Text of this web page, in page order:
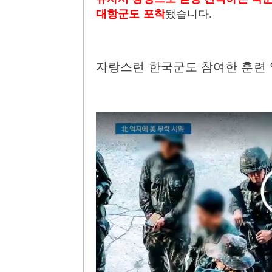
대항군도 포착됐습니다.
자랑스런 한국군도 참여한 훈련